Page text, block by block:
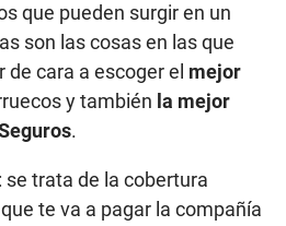
que pueden surgir en un
son las cosas en las que
cara a escoger el mejor
y también la mejor
.
: se trata de la cobertura
te va a pagar la compañía